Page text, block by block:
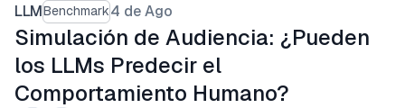
LLMBenchmark4 de Ago
Simulación de Audiencia: ¿Pueden
los LLMs Predecir el
Comportamiento Humano?